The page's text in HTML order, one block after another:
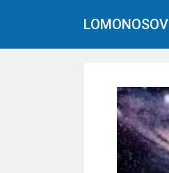
LOMONOSOV